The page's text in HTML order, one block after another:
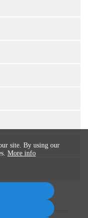
site. By using our
More info